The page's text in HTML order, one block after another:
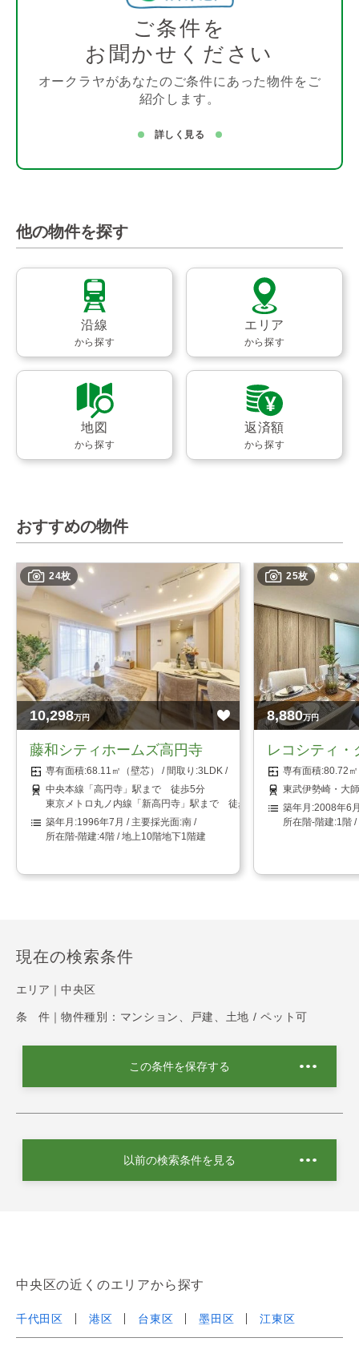
ご条件を
お聞かせください
オークラヤがあなたのご条件にあった物件をご
紹介します。
詳しく見る
他の物件を探す
沿線
から探す
エリア
から探す
地図
から探す
返済額
から探す
おすすめの物件
24枚
10,298万円
藤和シティホームズ高円寺
68.11㎡（壁芯）
3LDK
中央本線「高円寺」駅まで 徒歩5分
東京メトロ丸ノ内線「新高円寺」駅まで 徒歩8分
1996年7月
南
4階 / 地上10階地下1階建
25枚
8,880万円
レコシティ・
80.72
東武伊勢崎・大
2008年6
1階
現在の検索条件
エリア｜ 中央区
条 件｜ 物件種別：マンション、戸建、土地 / ペット可
この条件を保存する
以前の検索条件を見る
中央区の近くのエリアから探す
千代田区 港区 台東区 墨田区 江東区